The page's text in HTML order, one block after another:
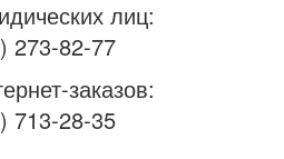
лиц:
273-82-77
заказов:
713-28-35